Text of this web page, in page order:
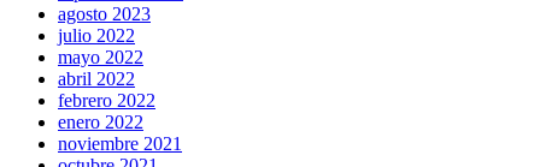
agosto 2023
julio 2022
mayo 2022
abril 2022
febrero 2022
enero 2022
noviembre 2021